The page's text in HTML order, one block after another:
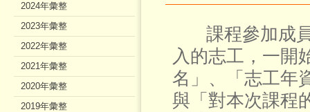
課程參加成員
入的志工，一開
名」、「志工年
與「對本次課程
2024年彙整
2023年彙整
2022年彙整
2021年彙整
2020年彙整
2019年彙整